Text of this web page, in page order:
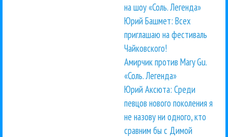
на шоу «Соль. Легенда»
Юрий Башмет: Всех
приглашаю на фестиваль
Чайковского!
Амирчик против Mary Gu.
«Соль. Легенда»
Юрий Аксюта: Среди
певцов нового поколения я
не назову ни одного, кто
сравним бы с Димой